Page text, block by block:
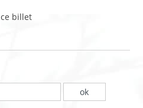
billet